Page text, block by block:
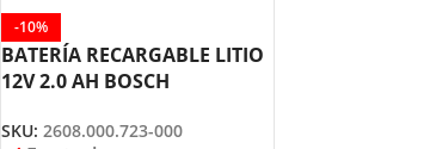
-10%
BATERÍA RECARGABLE LITIO
12V 2.0 AH BOSCH
SKU:2608.000.723-000